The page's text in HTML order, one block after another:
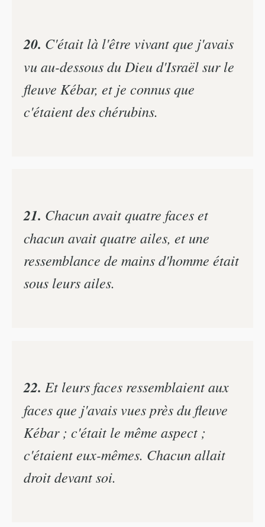
20. C'était là l'être vivant que j'avais
vu au-dessous du Dieu d'Israël sur le
fleuve Kébar, et je connus que
c'étaient des chérubins.
21. Chacun avait quatre faces et
chacun avait quatre ailes, et une
ressemblance de mains d'homme était
sous leurs ailes.
22. Et leurs faces ressemblaient aux
faces que j'avais vues près du fleuve
Kébar ; c'était le même aspect ;
c'étaient eux-mêmes. Chacun allait
droit devant soi.